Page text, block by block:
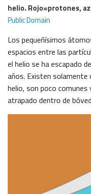
helio. Rojo=protones,
Public Domain
Los pequeñísimos
espacios entre las
el helio se ha escapado
años. Existen
helio, son poco
atrapado dentro de